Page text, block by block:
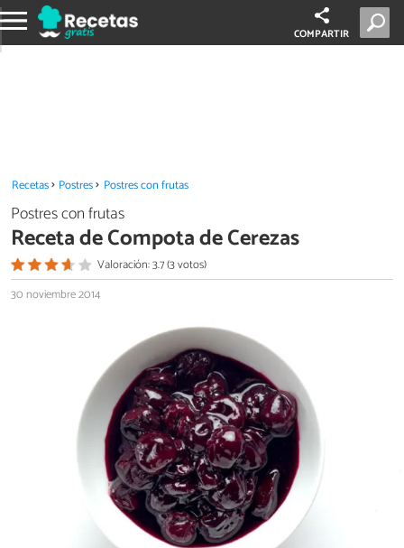
COMPARTIR
Recetas Postres Postres con frutas
Postres con frutas
Receta de Compota de Cerezas
Valoración: 3.7 (3 votos)
30 noviembre 2014